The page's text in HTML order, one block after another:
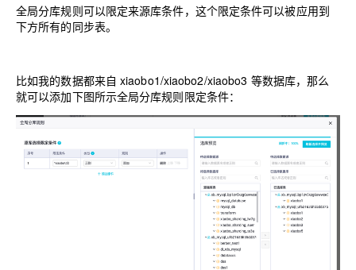
全局分库规则可以限定来源库条件，这个限定条件可以被应用到
下方所有的同步表。
比如我的数据都来自 xiaobo1/xiaobo2/xiaobo3 等数据库，那么
就可以添加下图所示全局分库规则限定条件：